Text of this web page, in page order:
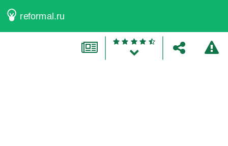
reformal.ru